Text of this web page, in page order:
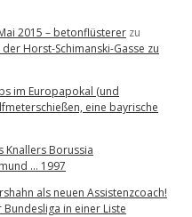
2015 – betonflüsterer zu
Horst-Schimanski-Gasse zu
im Europapokal (und
eine bayrische
Knallers Borussia
… 1997
als neuen Assistenzcoach!
in einer Liste